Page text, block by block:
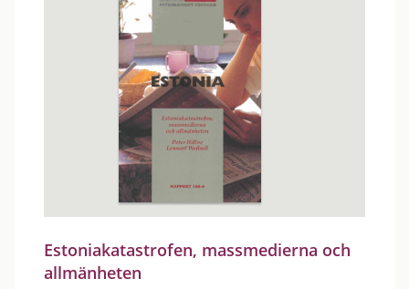
Estoniakatastrofen, massmedierna och
allmänheten